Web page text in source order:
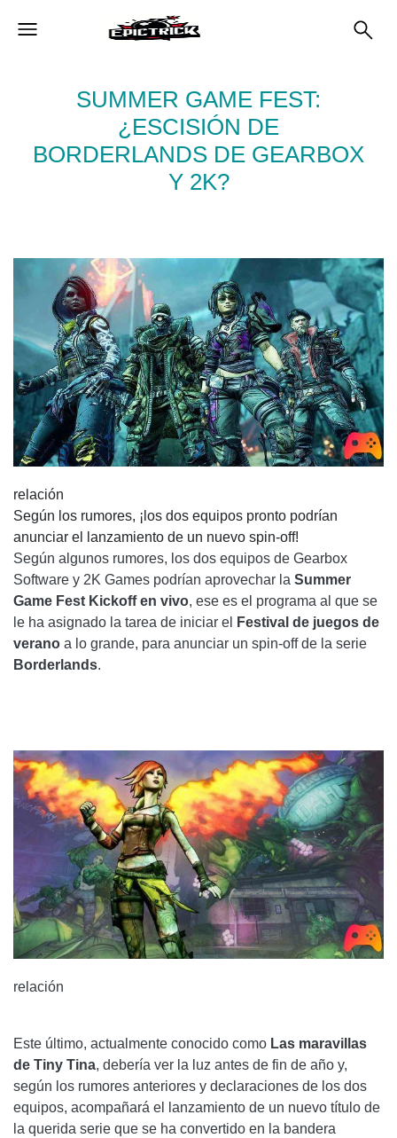
SUMMER GAME FEST:
¿ESCISIÓN DE
BORDERLANDS DE GEARBOX
Y 2K?
relación
Según los rumores, ¡los dos equipos pronto podrían
anunciar el lanzamiento de un nuevo spin-off!
Según algunos rumores, los dos equipos de Gearbox
Software y 2K Games podrían aprovechar la Summer
Game Fest Kickoff en vivo, ese es el programa al que se
le ha asignado la tarea de iniciar el
Festival de juegos de
verano a lo grande, para anunciar un spin-off de la serie
Borderlands.
relación
Este último, actualmente conocido como Las maravillas
de Tiny Tina, debería ver la luz antes de fin de año y,
según los rumores anteriores y declaraciones de los dos
equipos, acompañará el lanzamiento de un nuevo título de
la querida serie que se ha convertido en la bandera